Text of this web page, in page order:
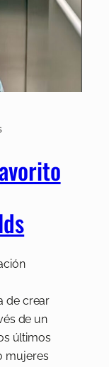
de crear
de un
últimos
mujeres